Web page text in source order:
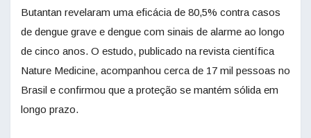
Butantan revelaram uma eficácia de 80,5% contra casos
de dengue grave e dengue com sinais de alarme ao longo
de cinco anos. O estudo, publicado na revista científica
Nature Medicine, acompanhou cerca de 17 mil pessoas no
Brasil e confirmou que a proteção se mantém sólida em
longo prazo.